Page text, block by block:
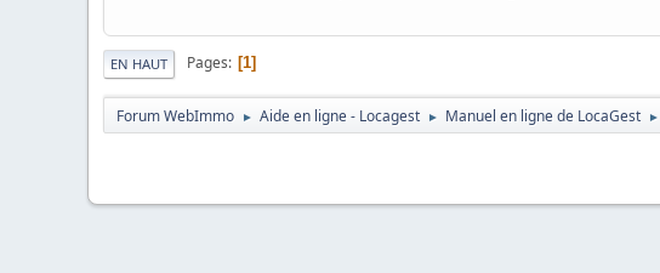
EN HAUT Pages 1
Forum WebImmo ► Aide en ligne - Locagest ► Manuel en ligne de LocaGest ►